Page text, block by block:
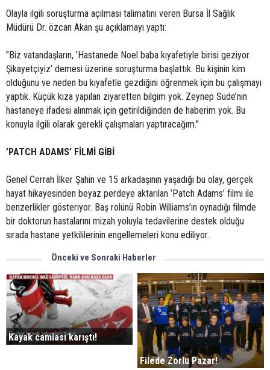
Olayla ilgili soruşturma açılması talimatını veren Bursa İl Sağlık
Müdürü Dr. özcan Akan şu açıklamayı yaptı:
"Biz vatandaşların, ’Hastanede Noel baba kıyafetiyle birisi geziyor.
Şikayetçiyiz’ demesi üzerine soruşturma başlattık. Bu kişinin kim
olduğunu ve neden bu kıyafetle gezdiğini öğrenmek için bu çalışmayı
yaptık. Küçük kıza yapılan ziyaretten bilgim yok. Zeynep Sude’nin
hastaneye ifadesi alınmak için getirildiğinden de haberim yok. Bu
konuyla ilgili olarak gerekli çalışmaları yaptıracağım."
’PATCH ADAMS’ FİLMİ GİBİ
Genel Cerrah İlker Şahin ve 15 arkadaşının yaşadığı bu olay, gerçek
hayat hikayesinden beyaz perdeye aktarılan ’Patch Adams’ filmi ile
benzerlikler gösteriyor. Baş rolünü Robin Williams’ın oynadığı filmde
bir doktorun hastalarını mizah yoluyla tedavilerine destek olduğu
sırada hastane yetkililerinin engellemeleri konu ediliyor.
Önceki ve Sonraki Haberler
Kayak camiası karıştı!
Filede Zorlu Pazar!